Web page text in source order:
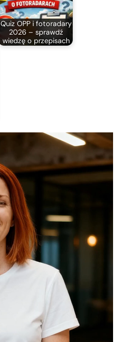
Quiz OPP i fotoradary
2026 – sprawdź
wiedzę o przepisach